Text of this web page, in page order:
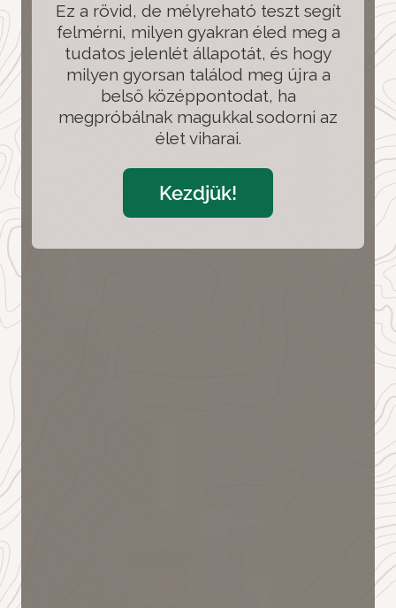
Ez a rövid, de mélyreható teszt segít
felmérni, milyen gyakran éled meg a
tudatos jelenlét állapotát, és hogy
milyen gyorsan találod meg újra a
belső középpontodat, ha
megpróbálnak magukkal sodorni az
élet viharai.
Kezdjük!